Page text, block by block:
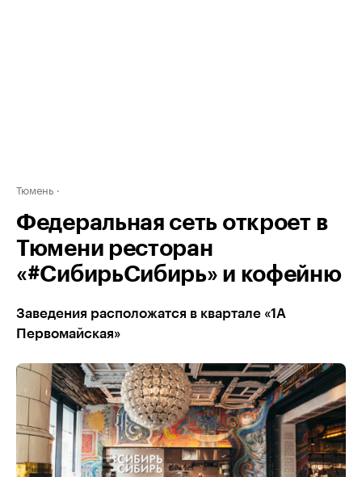
Тюмень
Федеральная сеть откроет в
Тюмени ресторан
«#СибирьСибирь» и кофейню
Заведения расположатся в квартале «1А
Первомайская»